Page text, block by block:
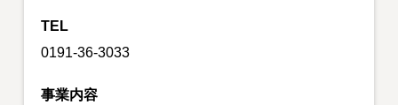
TEL
0191-36-3033
事業内容